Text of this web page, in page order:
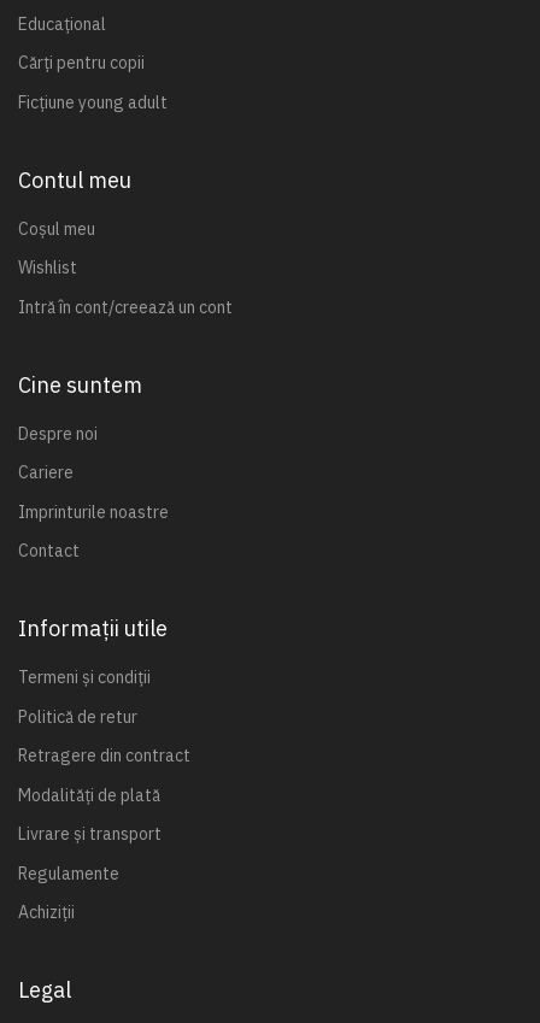
Educațional
Cărți pentru copii
Ficțiune young adult
Contul meu
Coșul meu
Wishlist
Intră în cont/creează un cont
Cine suntem
Despre noi
Cariere
Imprinturile noastre
Contact
Informații utile
Termeni și condiții
Politică de retur
Retragere din contract
Modalități de plată
Livrare și transport
Regulamente
Achiziții
Legal